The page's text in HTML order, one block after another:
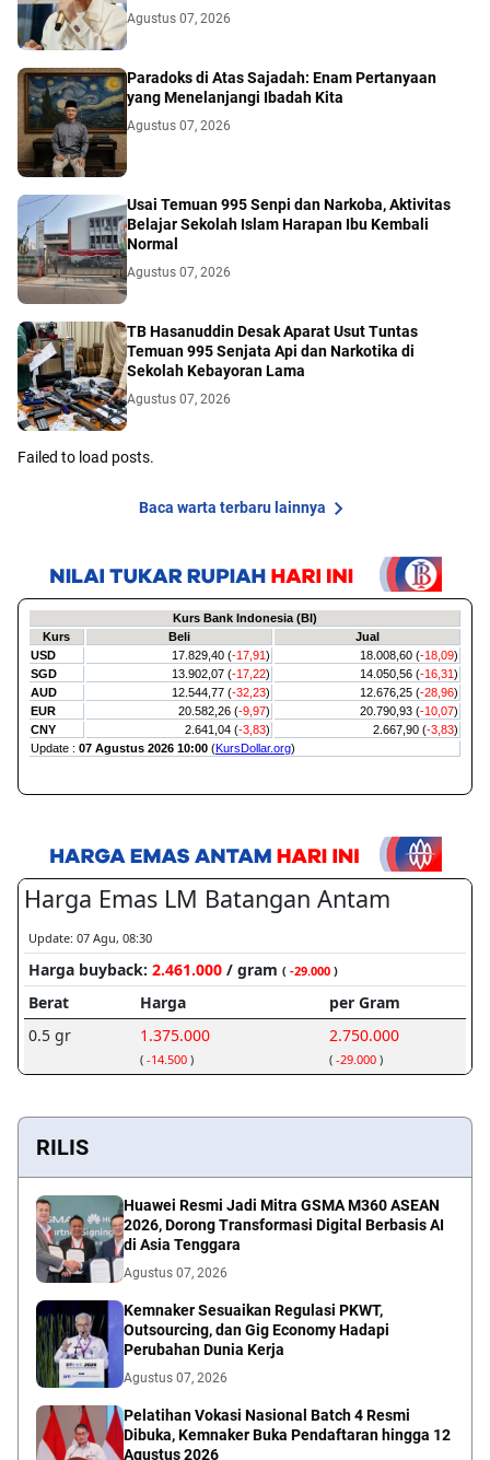
Agustus 07, 2026
Paradoks di Atas Sajadah: Enam Pertanyaan
yang Menelanjangi Ibadah Kita
Agustus 07, 2026
Usai Temuan 995 Senpi dan Narkoba, Aktivitas
Belajar Sekolah Islam Harapan Ibu Kembali
Normal
Agustus 07, 2026
TB Hasanuddin Desak Aparat Usut Tuntas
Temuan 995 Senjata Api dan Narkotika di
Sekolah Kebayoran Lama
Agustus 07, 2026
Failed to load posts.
Baca warta terbaru lainnya
RILIS
Huawei Resmi Jadi Mitra GSMA M360 ASEAN
2026, Dorong Transformasi Digital Berbasis AI
di Asia Tenggara
Agustus 07, 2026
Kemnaker Sesuaikan Regulasi PKWT,
Outsourcing, dan Gig Economy Hadapi
Perubahan Dunia Kerja
Agustus 07, 2026
Pelatihan Vokasi Nasional Batch 4 Resmi
Dibuka, Kemnaker Buka Pendaftaran hingga 12
Agustus 2026